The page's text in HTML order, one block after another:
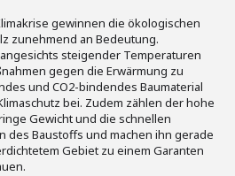
gewinnen die ökologischen
zunehmend an Bedeutung.
steigender Temperaturen
gegen die Erwärmung zu
und CO2-bindendes Baumaterial
bei. Zudem zählen der hohe
Gewicht und die schnellen
des Baustoffs und machen ihn gerade
Gebiet zu einem Garanten